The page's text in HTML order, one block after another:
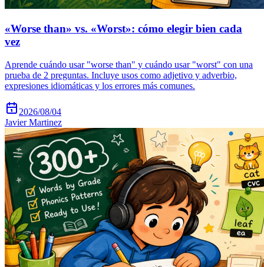
«Worse than» vs. «Worst»: cómo elegir bien cada
vez
Aprende cuándo usar "worse than" y cuándo usar "worst" con una
prueba de 2 preguntas. Incluye usos como adjetivo y adverbio,
expresiones idiomáticas y los errores más comunes.
2026/08/04
Javier Martinez